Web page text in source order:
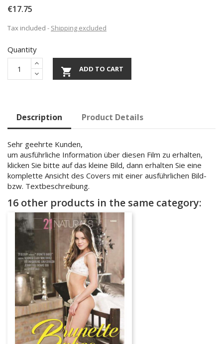
€17.75
Tax included Shipping excluded
Quantity
 ADD TO CART
Description Product Details
Sehr geehrte Kunden,
um ausführliche Information über diesen Film zu erhalten,
klicken Sie bitte auf das kleine Bild, dann erhalten Sie eine
komplette Ansicht des Covers mit einer ausführlichen Bild-
bzw. Textbeschreibung.
16 other products in the same category: